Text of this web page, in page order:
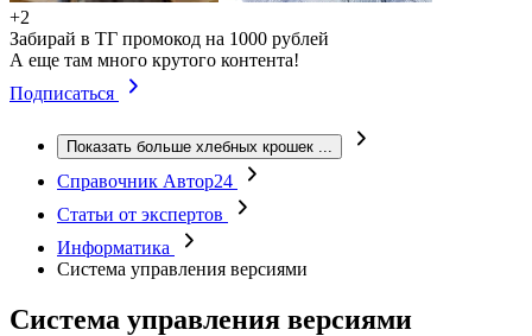
+2
Забирай в ТГ промокод на 1000 рублей
А еще там много крутого контента!
Подписаться
Показать больше хлебных крошек ...
Справочник Автор24
Статьи от экспертов
Информатика
Система управления версиями
Система управления версиями